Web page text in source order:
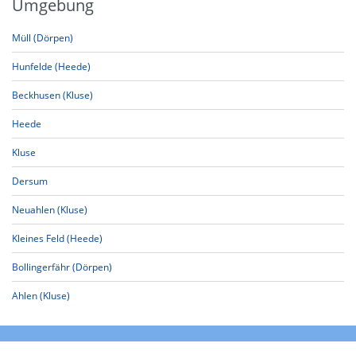
Umgebung
Müll (Dörpen)
Hunfelde (Heede)
Beckhusen (Kluse)
Heede
Kluse
Dersum
Neuahlen (Kluse)
Kleines Feld (Heede)
Bollingerfähr (Dörpen)
Ahlen (Kluse)